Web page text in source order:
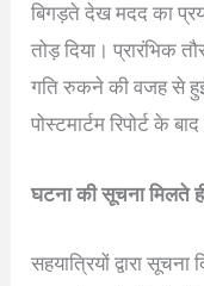
बिगड़ते देख मदद का
तोड़ दिया। प्रारंभिक
गति रुकने की वजह से हुई
पोस्टमार्टम रिपोर्ट के
घटना की सूचना मिलते
सहयात्रियों द्वारा